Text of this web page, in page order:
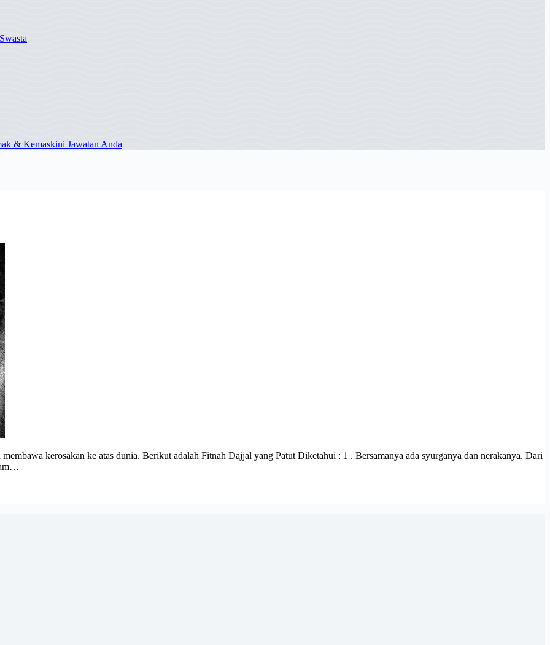
& Kemaskini Jawatan Anda
kerosakan ke atas dunia. Berikut adalah Fitnah Dajjal yang Patut Diketahui : 1 . Bersamanya ada syurganya dan nerakanya. Dari